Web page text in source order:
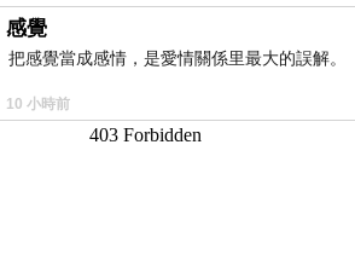
感覺
把感覺當成感情，是愛情關係里最大的誤解。
10 小時前